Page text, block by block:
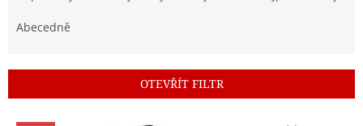
r
o
Abecedně
OTEVŘÍT FILTR